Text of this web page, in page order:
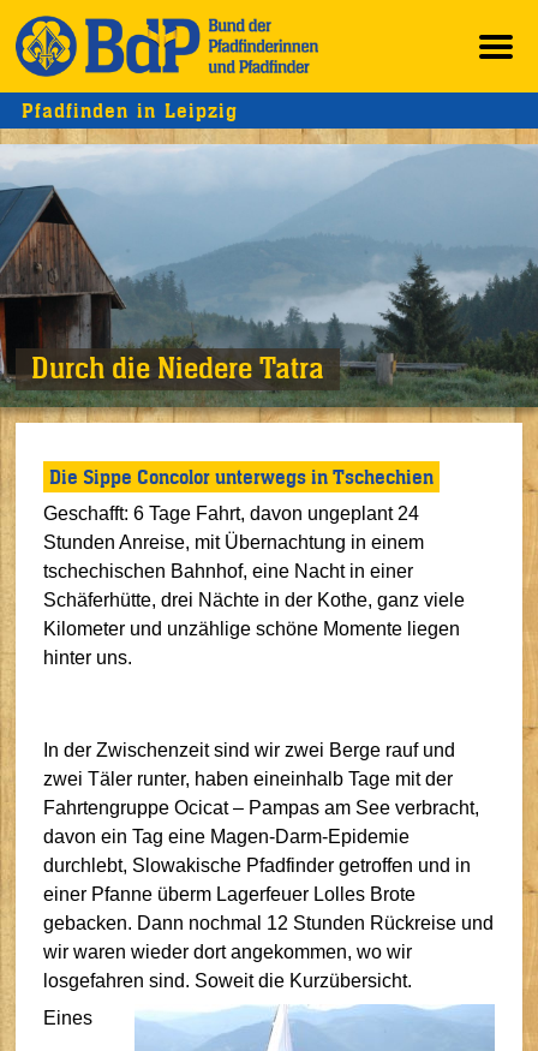
Pfadfinden in Leipzig
Durch die Niedere Tatra
Die Sippe Concolor unterwegs in Tschechien
Geschafft: 6 Tage Fahrt, davon ungeplant 24
Stunden Anreise, mit Übernachtung in einem
tschechischen Bahnhof, eine Nacht in einer
Schäferhütte, drei Nächte in der Kothe, ganz viele
Kilometer und unzählige schöne Momente liegen
hinter uns.
In der Zwischenzeit sind wir zwei Berge rauf und
zwei Täler runter, haben eineinhalb Tage mit der
Fahrtengruppe Ocicat – Pampas am See verbracht,
davon ein Tag eine Magen-Darm-Epidemie
durchlebt, Slowakische Pfadfinder getroffen und in
einer Pfanne überm Lagerfeuer Lolles Brote
gebacken. Dann nochmal 12 Stunden Rückreise und
wir waren wieder dort angekommen, wo wir
losgefahren sind. Soweit die Kurzübersicht.
Eines